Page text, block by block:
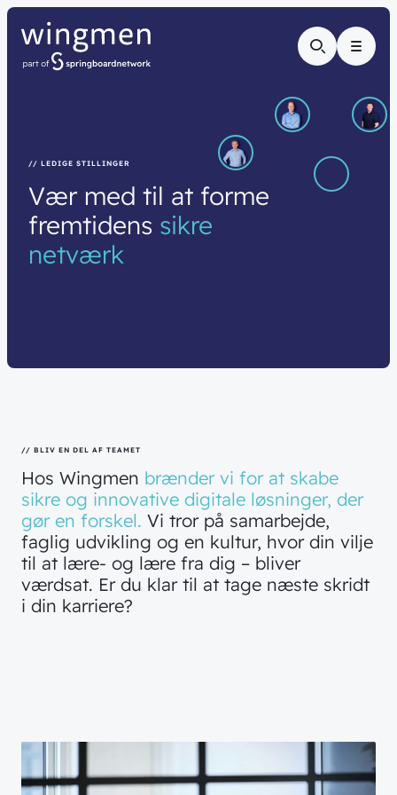
Menu
// LEDIGE STILLINGER
Vær med til at forme
fremtidens sikre
netværk
// BLIV EN DEL AF TEAMET
Hos Wingmen brænder vi for at skabe
sikre og innovative digitale løsninger, der
gør en forskel. Vi tror på samarbejde,
faglig udvikling og en kultur, hvor din vilje
til at lære- og lære fra dig – bliver
værdsat. Er du klar til at tage næste skridt
i din karriere?